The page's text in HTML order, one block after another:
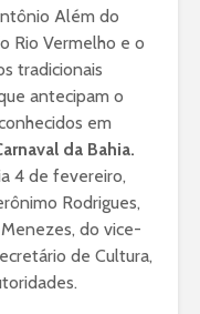
Além do
Rio Vermelho e o
tradicionais
antecipam o
em
da Bahia.
4 de fevereiro,
Rodrigues,
do vice-
de Cultura,